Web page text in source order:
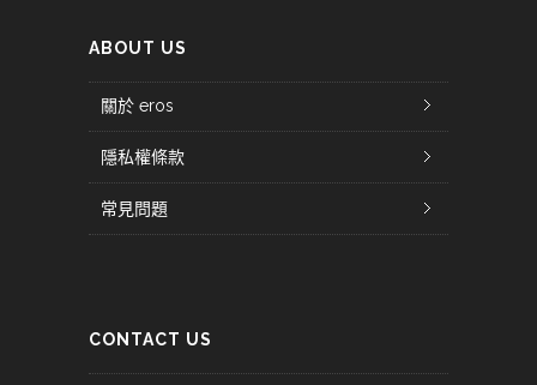
ABOUT US
關於 eros
隱私權條款
常見問題
CONTACT US